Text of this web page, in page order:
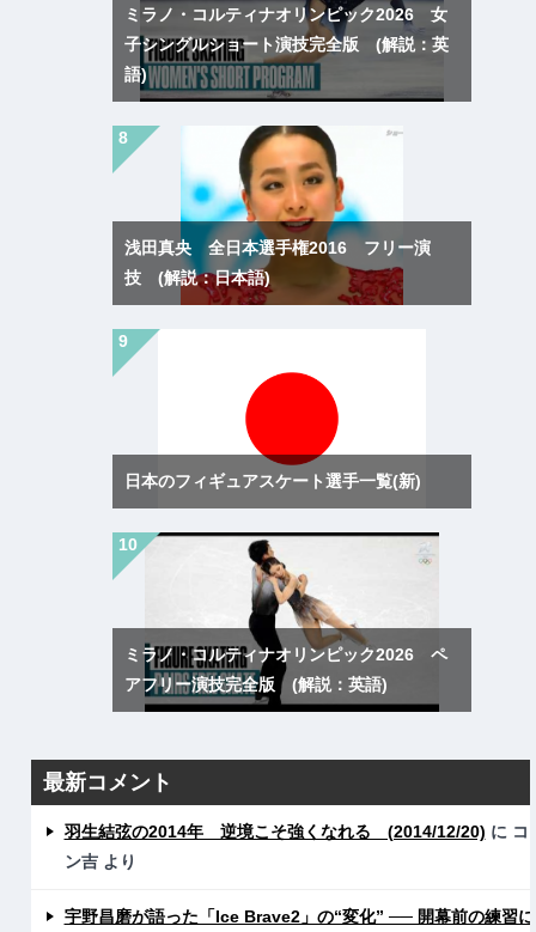
ミラノ・コルティナオリンピック2026 女
子シングルショート演技完全版 (解説：英
語)
浅田真央 全日本選手権2016 フリー演
技 (解説：日本語)
日本のフィギュアスケート選手一覧(新)
ミラノ・コルティナオリンピック2026 ペ
アフリー演技完全版 (解説：英語)
最新コメント
羽生結弦の2014年 逆境こそ強くなれる (2014/12/20) に コ
ン吉より
宇野昌磨が語った「Ice Brave2」の“変化” ── 開幕前の練習に